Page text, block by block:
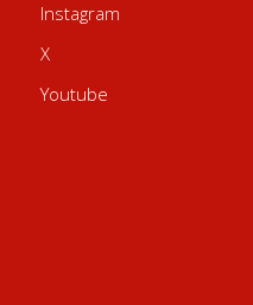
Instagram
X
Youtube